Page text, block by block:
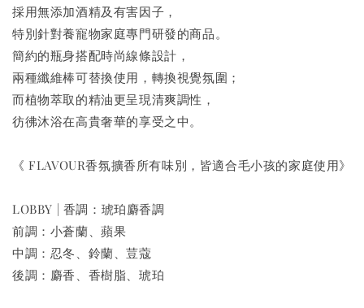
採用無添加酒精及有害因子，
特別針對養寵物家庭專門研發的商品。
簡約的瓶身搭配時尚線條設計，
兩種纖維棒可替換使用，轉換視覺氛圍；
而植物萃取的精油更呈現清爽調性，
彷彿沐浴在高貴奢華的享受之中。
《 FLAVOUR香氛擴香所有味別，皆適合毛小孩的家庭使用》
LOBBY | 香調：琥珀麝香調
前調：小蒼蘭、蘋果
中調：忍冬、鈴蘭、荳蔻
後調：麝香、香樹脂、琥珀